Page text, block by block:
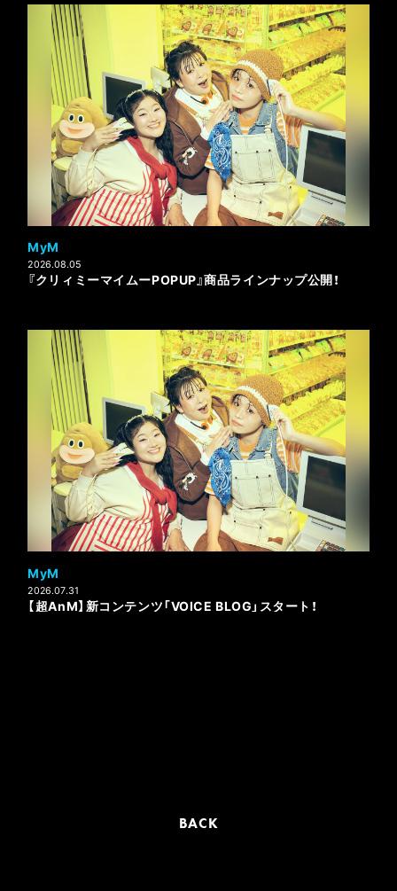
MyM
2026.08.05
『クリィミーマイムーPOPUP』商品ラインナップ公開！
MyM
2026.07.31
【超AnM】新コンテンツ「VOICE BLOG」スタート！
BACK